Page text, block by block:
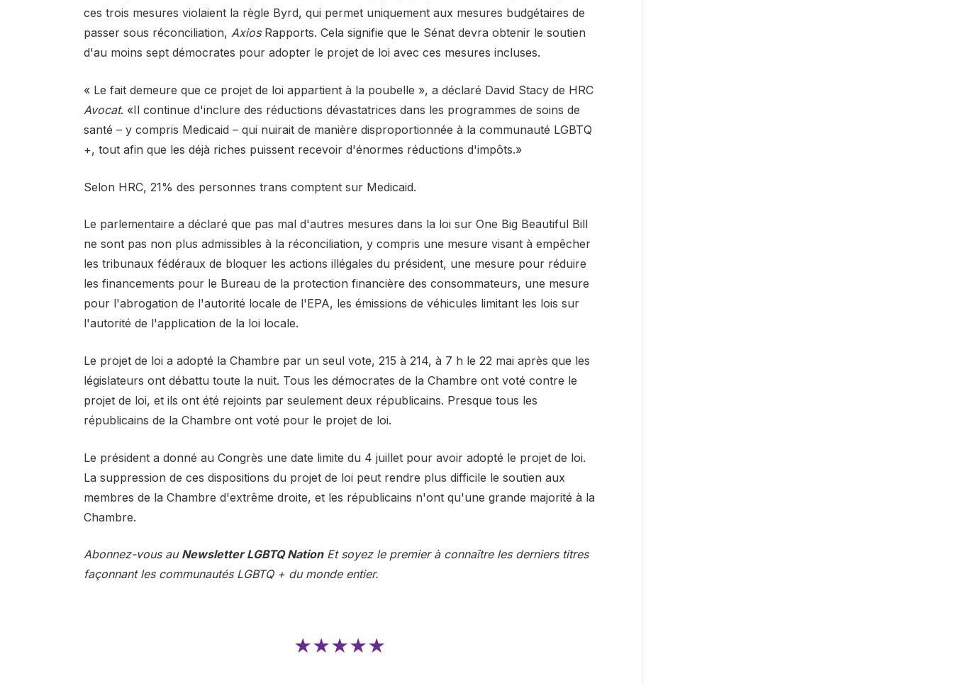
ces trois mesures violaient la règle Byrd, qui permet uniquement aux mesures budgétaires de
passer sous réconciliation, AxiosRapports. Cela signifie que le Sénat devra obtenir le soutien
d'au moins sept démocrates pour adopter le projet de loi avec ces mesures incluses.
« Le fait demeure que ce projet de loi appartient à la poubelle », a déclaré David Stacy de HRC
Avocat. «Il continue d'inclure des réductions dévastatrices dans les programmes de soins de
santé – y compris Medicaid – qui nuirait de manière disproportionnée à la communauté LGBTQ
+, tout afin que les déjà riches puissent recevoir d'énormes réductions d'impôts.»
Selon HRC, 21% des personnes trans comptent sur Medicaid.
Le parlementaire a déclaré que pas mal d'autres mesures dans la loi sur One Big Beautiful Bill
ne sont pas non plus admissibles à la réconciliation, y compris une mesure visant à empêcher
les tribunaux fédéraux de bloquer les actions illégales du président, une mesure pour réduire
les financements pour le Bureau de la protection financière des consommateurs, une mesure
pour l'abrogation de l'autorité locale de l'EPA, les émissions de véhicules limitant les lois sur
l'autorité de l'application de la loi locale.
Le projet de loi a adopté la Chambre par un seul vote, 215 à 214, à 7 h le 22 mai après que les
législateurs ont débattu toute la nuit. Tous les démocrates de la Chambre ont voté contre le
projet de loi, et ils ont été rejoints par seulement deux républicains. Presque tous les
républicains de la Chambre ont voté pour le projet de loi.
Le président a donné au Congrès une date limite du 4 juillet pour avoir adopté le projet de loi.
La suppression de ces dispositions du projet de loi peut rendre plus difficile le soutien aux
membres de la Chambre d'extrême droite, et les républicains n'ont qu'une grande majorité à la
Chambre.
Abonnez-vous au Newsletter LGBTQ NationEt soyez le premier à connaître les derniers titres
façonnant les communautés LGBTQ + du monde entier.
★★★★★